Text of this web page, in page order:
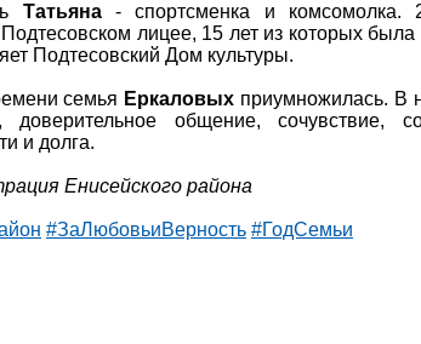
Татьяна- спортсменка и комсомолка.
лицее, 15 лет из которых
Подтесовский Дом культуры.
семья Еркаловых приумножилась. В
доверительное общение, сочувствие,
и долга.
Енисейского района
#ЗаЛюбовьиВерность #ГодСемьи